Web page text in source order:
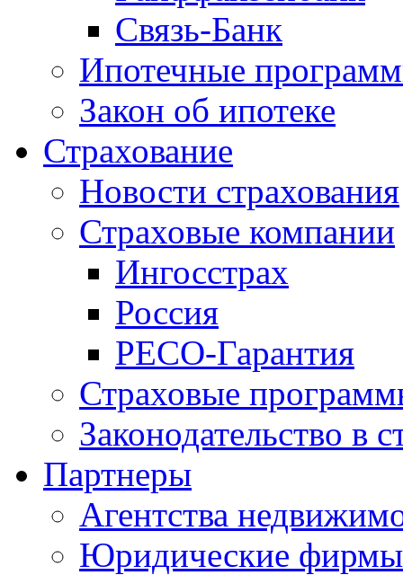
Связь-Банк
Ипотечные
Закон об ипотеке
Страхование
Новости страхования
Страховые компании
Ингосстрах
Россия
РЕСО-Гарантия
Страховые
Законодательство в
Партнеры
Агентства
Юридические фирмы